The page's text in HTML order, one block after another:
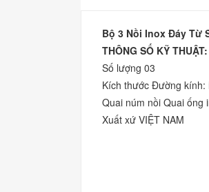
Bộ 3 Nồi Inox Đáy Từ
THÔNG SỐ KỸ THUẬT:
Số lượng 03
Kích thước Đường kính:
Quai núm nồi Quai ống
Xuất xứ VIỆT NAM